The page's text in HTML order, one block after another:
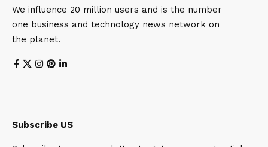
We influence 20 million users and is the number
one business and technology news network on
the planet.
Subscribe US